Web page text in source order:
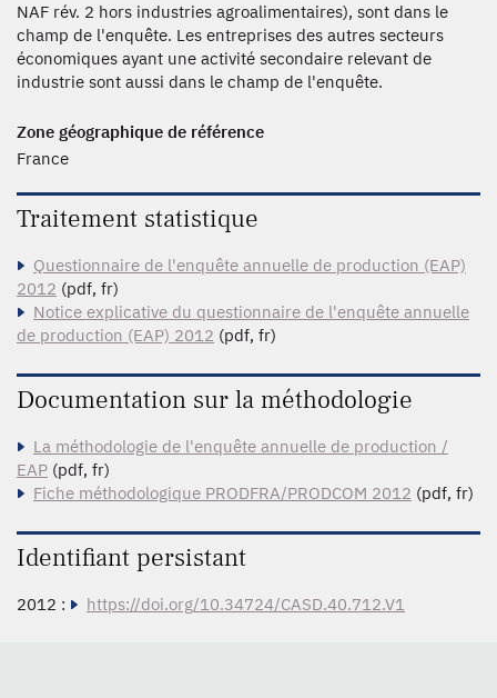
NAF rév. 2 hors industries agroalimentaires), sont dans le
champ de l'enquête. Les entreprises des autres secteurs
économiques ayant une activité secondaire relevant de
industrie sont aussi dans le champ de l'enquête.
Zone géographique de référence
France
Traitement statistique
Questionnaire de l'enquête annuelle de production (EAP)
2012 (pdf, fr)
Notice explicative du questionnaire de l'enquête annuelle
de production (EAP) 2012 (pdf, fr)
Documentation sur la méthodologie
La méthodologie de l'enquête annuelle de production /
EAP (pdf, fr)
Fiche méthodologique PRODFRA/PRODCOM 2012 (pdf, fr)
Identifiant persistant
2012 : https://doi.org/10.34724/CASD.40.712.V1